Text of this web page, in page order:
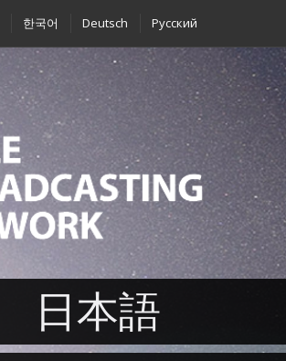
한국어 Deutsch Pусский
日本語